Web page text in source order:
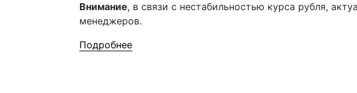
Внимание, в связи с нестабильностью курса рубля,
менеджеров.
Подробнее